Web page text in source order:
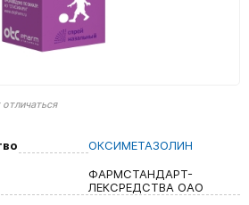
ОКСИМЕТАЗОЛИН
ФАРМСТАНДАРТ-
ЛЕКСРЕДСТВА ОАО